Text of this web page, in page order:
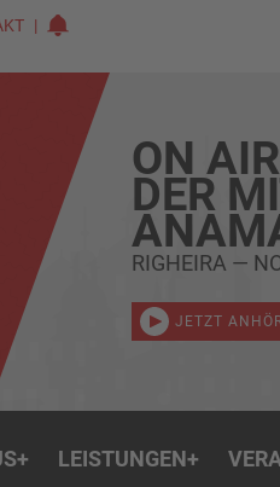
ON AIR
DER
RIGHEIRA —
JETZT
+ LEISTUNGEN+